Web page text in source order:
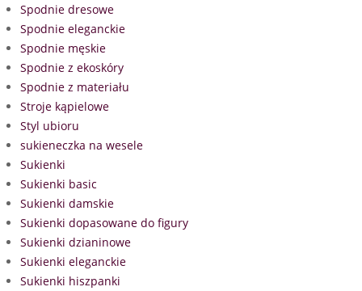
Spodnie dresowe
Spodnie eleganckie
Spodnie męskie
Spodnie z ekoskóry
Spodnie z materiału
Stroje kąpielowe
Styl ubioru
sukieneczka na wesele
Sukienki
Sukienki basic
Sukienki damskie
Sukienki dopasowane do figury
Sukienki dzianinowe
Sukienki eleganckie
Sukienki hiszpanki